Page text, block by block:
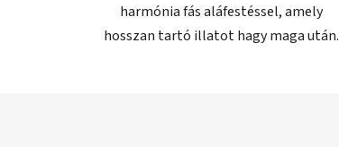
harmónia fás aláfestéssel, amely
hosszan tartó illatot hagy maga után.